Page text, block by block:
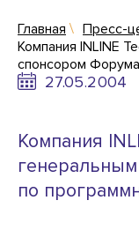
Главная Пресс-
Компания INLINE
спонсором
27.05.2004
Компания
по